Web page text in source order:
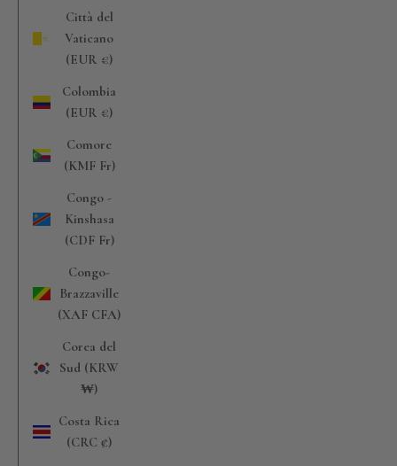
Città del
Vaticano
(EUR €)
Colombia
(EUR €)
Comore
(KMF Fr)
Congo -
Kinshasa
(CDF Fr)
Congo-
Brazzaville
(XAF CFA)
Corea del
Sud (KRW
₩)
Costa Rica
(CRC ₡)